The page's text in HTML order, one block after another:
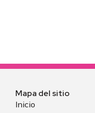
Mapa del sitio
Inicio